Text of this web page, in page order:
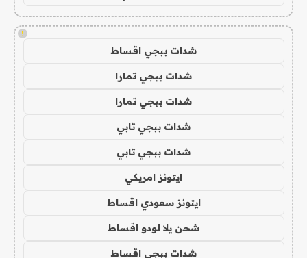
!
شدات ببجي اقساط
شدات ببجي تمارا
شدات ببجي تمارا
شدات ببجي تابي
شدات ببجي تابي
ايتونز امريكي
ايتونز سعودي اقساط
شحن يلا لودو اقساط
شدات ببجي اقساط